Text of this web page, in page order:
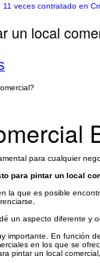
11 veces contratado en
un local
para cualquier
para pintar un local
la que es posible
un aspecto diferente y
importante. En función
en los que se
pintar un local